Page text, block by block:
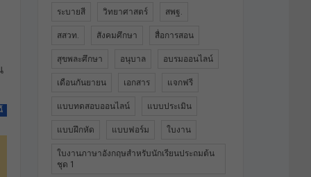
ระบายสี วิทยาศาสตร์ สพฐ.
สสวท. สังคมศึกษา สื่อการสอน
สุขพละศึกษา อนุบาล อบรมออนไลน์
เดือนกันยายน เอกสาร แจกฟรี
แบบทดสอบออนไลน์ แบบประเมิน
แบบฝึกหัด แบบฟอร์ม ใบงาน
ใบงานภาษาอังกฤษสำหรับนักเรียนประถมต้น
ชุด 1